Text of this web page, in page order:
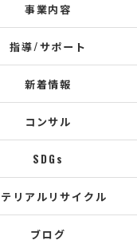
事業内容
指導/サポート
新着情報
コンサル
SDGs
リアルリサイクル
ブログ